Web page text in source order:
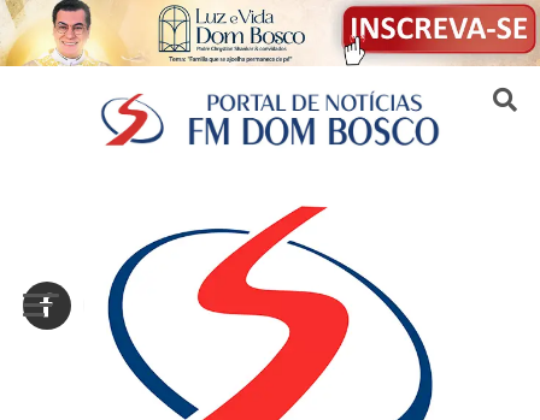
Sair da versão mobile